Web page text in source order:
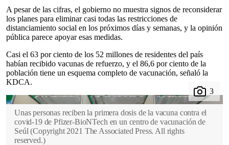
A pesar de las cifras, el gobierno no muestra signos de reconsiderar
los planes para eliminar casi todas las restricciones de
distanciamiento social en los próximos días y semanas, y la opinión
pública parece apoyar esas medidas.
Casi el 63 por ciento de los 52 millones de residentes del país
habían recibido vacunas de refuerzo, y el 86,6 por ciento de la
población tiene un esquema completo de vacunación, señaló la
KDCA.
Unas personas reciben la primera dosis de la vacuna contra el
covid-19 de Pfizer-BioNTech en un centro de vacunación de
Seúl (Copyright 2021 The Associated Press. All rights
reserved.)